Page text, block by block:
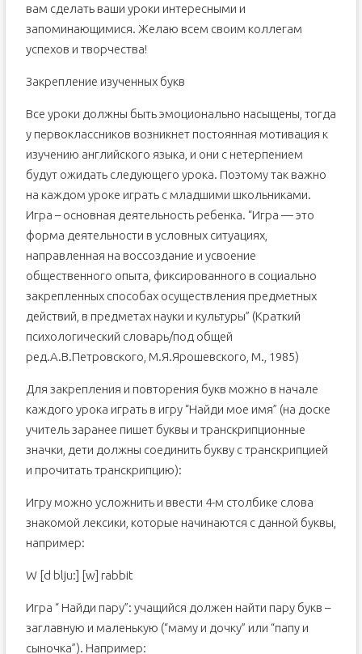
вам сделать ваши уроки интересными и
запоминающимися. Желаю всем своим коллегам
успехов и творчества!
Закрепление изученных букв
Все уроки должны быть эмоционально насыщены, тогда
у первоклассников возникнет постоянная мотивация к
изучению английского языка, и они с нетерпением
будут ожидать следующего урока. Поэтому так важно
на каждом уроке играть с младшими школьниками.
Игра – основная деятельность ребенка. “Игра — это
форма деятельности в условных ситуациях,
направленная на воссоздание и усвоение
общественного опыта, фиксированного в социально
закрепленных способах осуществления предметных
действий, в предметах науки и культуры” (Краткий
психологический словарь/под общей
ред.А.В.Петровского, М.Я.Ярошевского, М., 1985)
Для закрепления и повторения букв можно в начале
каждого урока играть в игру “Найди мое имя” (на доске
учитель заранее пишет буквы и транскрипционные
значки, дети должны соединить букву с транскрипцией
и прочитать транскрипцию):
Игру можно усложнить и ввести 4-м столбике слова
знакомой лексики, которые начинаются с данной буквы,
например:
W [d blju:] [w] rabbit
Игра “ Найди пару”: учащийся должен найти пару букв –
заглавную и маленькую (“маму и дочку” или “папу и
сыночка”). Например: